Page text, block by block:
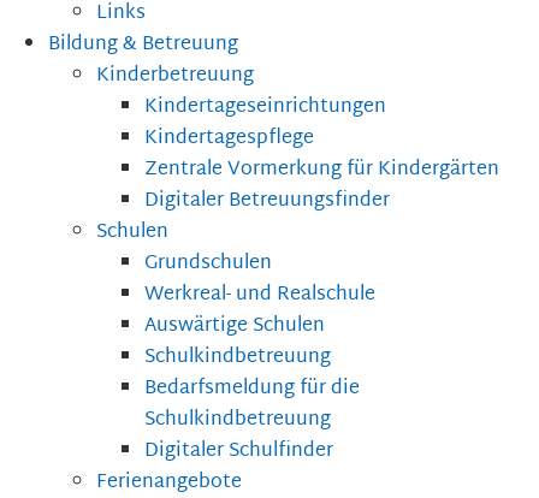
Links
Bildung & Betreuung
Kinderbetreuung
Kindertageseinrichtungen
Kindertagespflege
Zentrale Vormerkung für Kindergärten
Digitaler Betreuungsfinder
Schulen
Grundschulen
Werkreal- und Realschule
Auswärtige Schulen
Schulkindbetreuung
Bedarfsmeldung für die
Schulkindbetreuung
Digitaler Schulfinder
Ferienangebote